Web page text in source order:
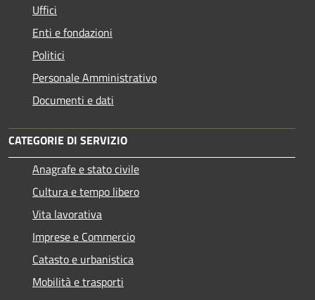
Uffici
Enti e fondazioni
Politici
Personale Amministrativo
Documenti e dati
CATEGORIE DI SERVIZIO
Anagrafe e stato civile
Cultura e tempo libero
Vita lavorativa
Imprese e Commercio
Catasto e urbanistica
Mobilità e trasporti